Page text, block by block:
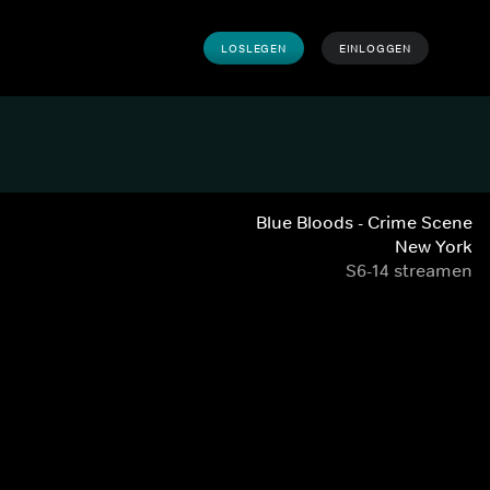
LOSLEGEN EINLOGGEN
Blue Bloods - Crime Scene
New York
S6-14 streamen